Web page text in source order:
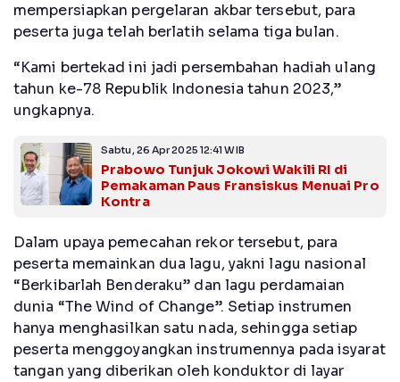
mempersiapkan pergelaran akbar tersebut, para
peserta juga telah berlatih selama tiga bulan.
“Kami bertekad ini jadi persembahan hadiah ulang
tahun ke-78 Republik Indonesia tahun 2023,”
ungkapnya.
Sabtu, 26 Apr 2025 12:41 WIB
Prabowo Tunjuk Jokowi Wakili RI di
Pemakaman Paus Fransiskus Menuai Pro
Kontra
Dalam upaya pemecahan rekor tersebut, para
peserta memainkan dua lagu, yakni lagu nasional
“Berkibarlah Benderaku” dan lagu perdamaian
dunia “The Wind of Change”. Setiap instrumen
hanya menghasilkan satu nada, sehingga setiap
peserta menggoyangkan instrumennya pada isyarat
tangan yang diberikan oleh konduktor di layar